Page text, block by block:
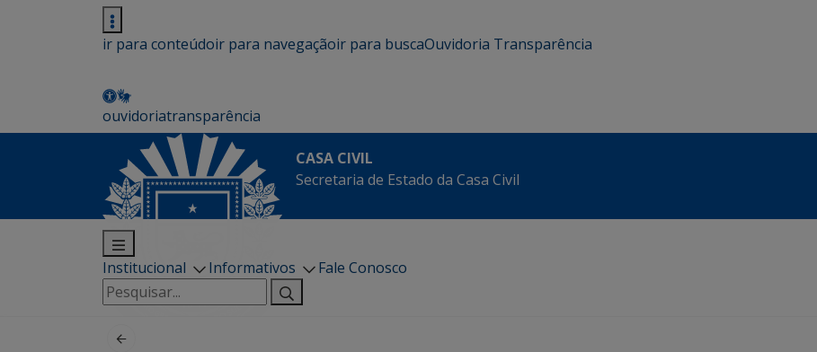
ir para conteúdoir para navegaçãoir para buscaOuvidoria Transparência
ouvidoriatransparência
CASA CIVIL
Secretaria de Estado da Casa Civil
Institucional Informativos
Fale Conosco
Pesquisar
por: